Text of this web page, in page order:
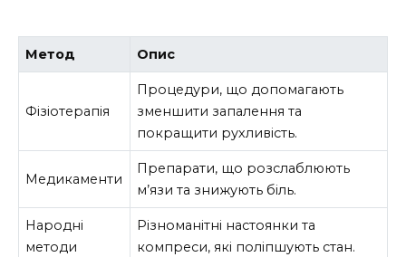
Метод Опис
Фізіотерапія
Процедури, що допомагають
зменшити запалення та
покращити рухливість.
Медикаменти
Препарати, що розслаблюють
м’язи та знижують біль.
Народні
методи
Різноманітні настоянки та
компреси, які поліпшують стан.